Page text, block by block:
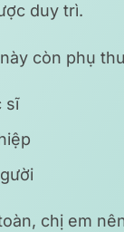
duy trì.
còn phụ
sĩ
chị em